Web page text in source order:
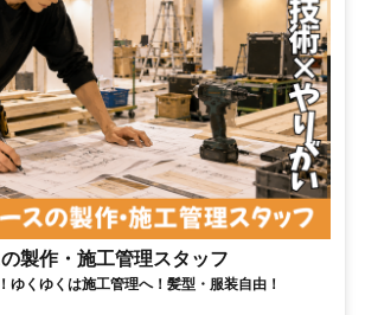
製作・施工管理スタッフ
ゆくゆくは施工管理へ！髪型・服装自由！